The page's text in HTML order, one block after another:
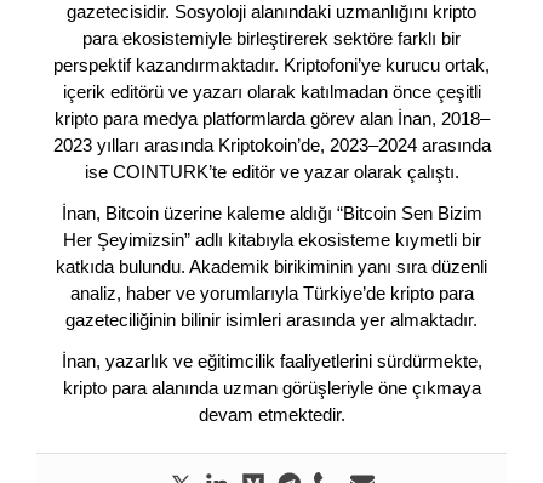
gazetecisidir. Sosyoloji alanındaki uzmanlığını kripto
para ekosistemiyle birleştirerek sektöre farklı bir
perspektif kazandırmaktadır. Kriptofoni’ye kurucu ortak,
içerik editörü ve yazarı olarak katılmadan önce çeşitli
kripto para medya platformlarda görev alan İnan, 2018–
2023 yılları arasında Kriptokoin’de, 2023–2024 arasında
ise COINTURK’te editör ve yazar olarak çalıştı.
İnan, Bitcoin üzerine kaleme aldığı “Bitcoin Sen Bizim
Her Şeyimizsin” adlı kitabıyla ekosisteme kıymetli bir
katkıda bulundu. Akademik birikiminin yanı sıra düzenli
analiz, haber ve yorumlarıyla Türkiye’de kripto para
gazeteciliğinin bilinir isimleri arasında yer almaktadır.
İnan, yazarlık ve eğitimcilik faaliyetlerini sürdürmekte,
kripto para alanında uzman görüşleriyle öne çıkmaya
devam etmektedir.